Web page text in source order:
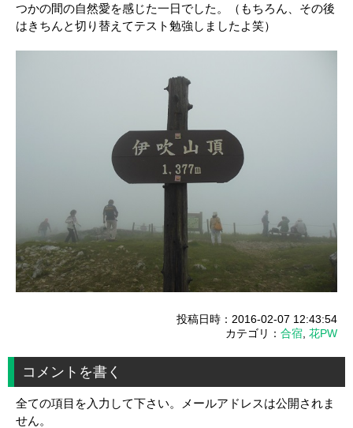
つかの間の自然愛を感じた一日でした。（もちろん、その後
はきちんと切り替えてテスト勉強しましたよ笑）
投稿日時：2016-02-07 12:43:54
カテゴリ： 合宿 花PW
コメントを書く
全ての項目を入力して下さい。メールアドレスは公開されま
せん。